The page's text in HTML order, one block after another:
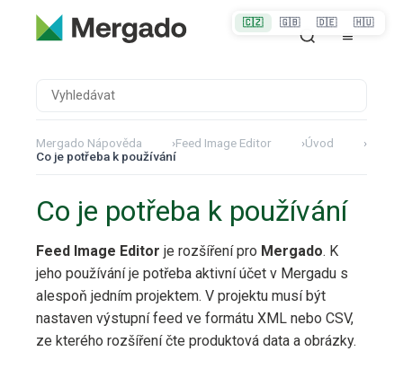
Mergado Nápověda ›Feed Image Editor ›Úvod
›
Co je potřeba k používání
Co je potřeba k používání
Feed Image Editor je rozšíření pro Mergado. K
jeho používání je potřeba aktivní účet v Mergadu s
alespoň jedním projektem. V projektu musí být
nastaven výstupní feed ve formátu XML nebo CSV,
ze kterého rozšíření čte produktová data a obrázky.
🇨🇿 🇬🇧 🇩🇪 🇭🇺